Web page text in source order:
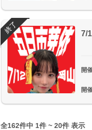
7/
開
開
終了
全162件中 1件 ~ 20件 表示